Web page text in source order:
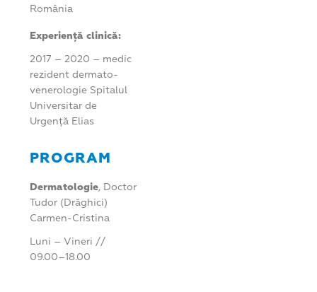
România
Experiență clinică:
2017 – 2020 – medic
rezident dermato-
venerologie Spitalul
Universitar de
Urgență Elias
PROGRAM
Dermatologie, Doctor
Tudor (Drăghici)
Carmen-Cristina
Luni – Vineri //
09.00–18.00